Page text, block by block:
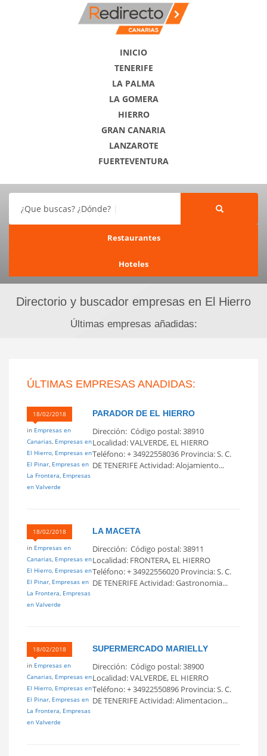
INICIO
TENERIFE
LA PALMA
LA GOMERA
HIERRO
GRAN CANARIA
LANZAROTE
FUERTEVENTURA
¿Que buscas? ¿Dónde?
Restaurantes
Hoteles
Directorio y buscador empresas en El Hierro
Últimas empresas añadidas:
ÚLTIMAS EMPRESAS ANADIDAS:
18/02/2018
in Empresas en
Canarias, Empresas en
El Hierro, Empresas en
El Pinar, Empresas en
La Frontera, Empresas
en Valverde
PARADOR DE EL HIERRO
Dirección: Código postal: 38910
Localidad: VALVERDE, EL HIERRO
Teléfono: + 34922558036 Provincia: S. C.
DE TENERIFE Actividad: Alojamiento...
18/02/2018
in Empresas en
Canarias, Empresas en
El Hierro, Empresas en
El Pinar, Empresas en
La Frontera, Empresas
en Valverde
LA MACETA
Dirección: Código postal: 38911
Localidad: FRONTERA, EL HIERRO
Teléfono: + 34922556020 Provincia: S. C.
DE TENERIFE Actividad: Gastronomia...
18/02/2018
in Empresas en
Canarias, Empresas en
El Hierro, Empresas en
El Pinar, Empresas en
La Frontera, Empresas
en Valverde
SUPERMERCADO MARIELLY
Dirección: Código postal: 38900
Localidad: VALVERDE, EL HIERRO
Teléfono: + 34922550896 Provincia: S. C.
DE TENERIFE Actividad: Alimentacion...